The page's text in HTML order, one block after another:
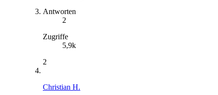
Antworten
2
Zugriffe
5,9k
2
Christian H.